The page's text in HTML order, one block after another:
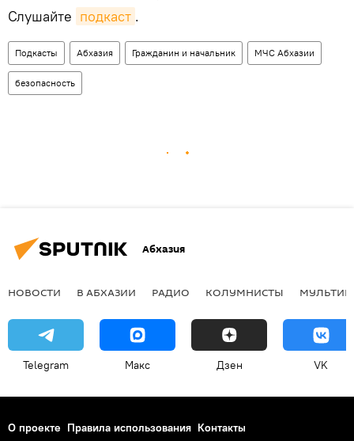
Слушайте подкаст .
Подкасты Абхазия Гражданин и начальник МЧС Абхазии
безопасность
Абхазия
НОВОСТИ В АБХАЗИИ РАДИО КОЛУМНИСТЫ
Telegram Макс Дзен VK
О проекте Правила использования Контакты